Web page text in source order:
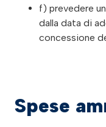
f) prevedere
dalla data di
concessione
Spese